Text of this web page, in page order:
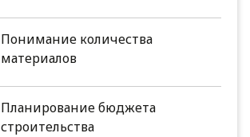
Понимание количества
материалов
Планирование бюджета
строительства